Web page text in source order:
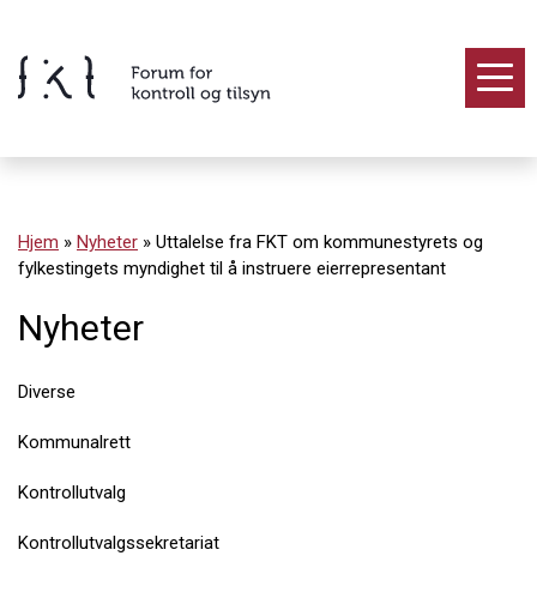
innholdet
Hjem » Nyheter » Uttalelse fra FKT om kommunestyrets og
fylkestingets myndighet til å instruere eierrepresentant
Nyheter
Diverse
Kommunalrett
Kontrollutvalg
Kontrollutvalgssekretariat